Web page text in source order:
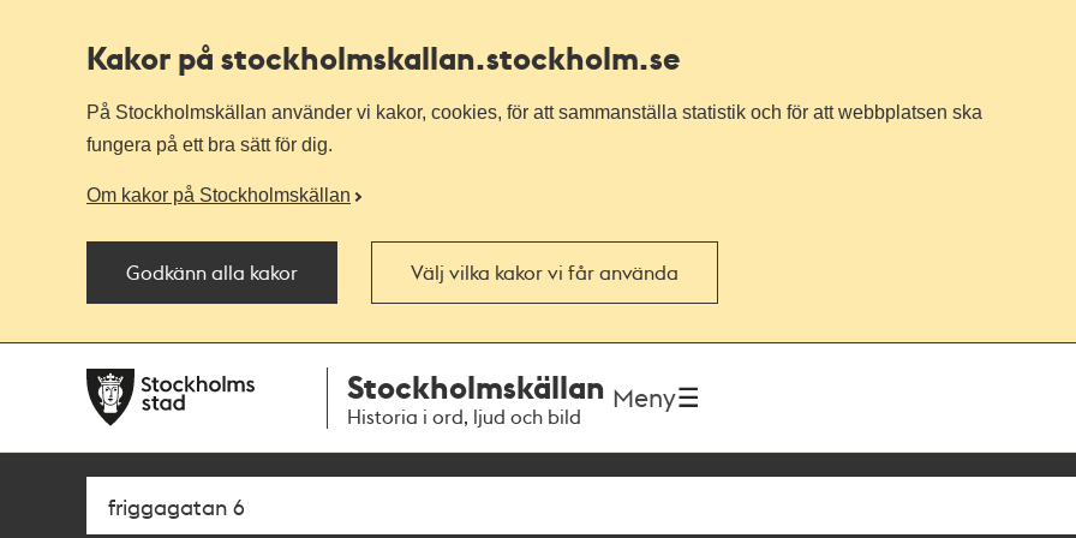
Kakor på stockholmskallan.stockholm.se
På Stockholmskällan använder vi kakor, cookies, för att sammanställa statistik och för att webbplatsen ska
fungera på ett bra sätt för dig.
Om kakor på Stockholmskällan
Godkänn alla kakor Välj vilka kakor vi får använda
navigationen
huvudinnehållet
Stockholmskällan
Historia i ord, ljud och bild
Meny
Sök